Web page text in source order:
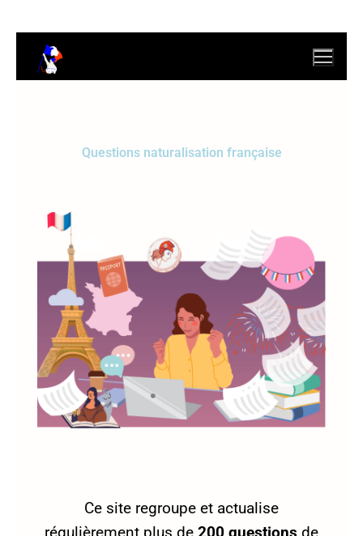
Questions naturalisation française
Ce site regroupe et actualise
régulièrement plus de 200 questions de